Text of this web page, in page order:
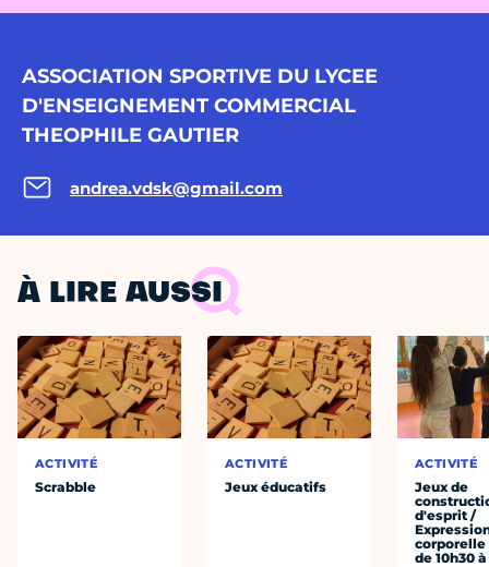
ASSOCIATION SPORTIVE DU LYCEE
D'ENSEIGNEMENT COMMERCIAL
THEOPHILE GAUTIER
andrea.vdsk@gmail.com
À LIRE AUSSI
ACTIVITÉ
Scrabble
ACTIVITÉ
Jeux éducatifs
ACTIVITÉ
Jeux de
d'esprit /
corporelle
de 10h30 à